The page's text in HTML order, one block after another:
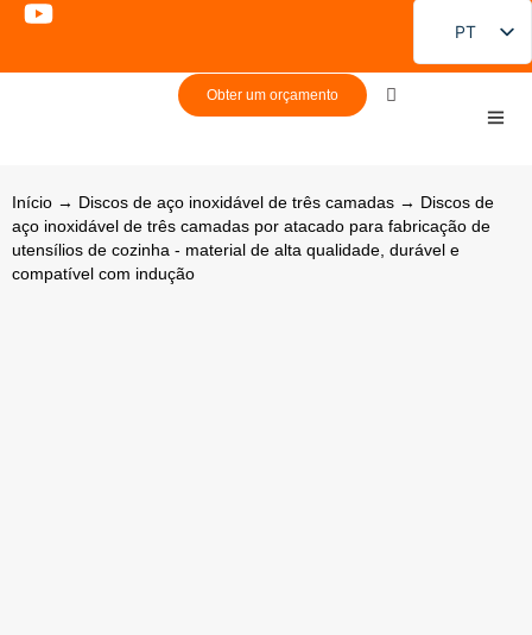
PT
EN
RU
Obter um orçamento
Início → Discos de aço inoxidável de três camadas → Discos de
aço inoxidável de três camadas por atacado para fabricação de
utensílios de cozinha - material de alta qualidade, durável e
compatível com indução